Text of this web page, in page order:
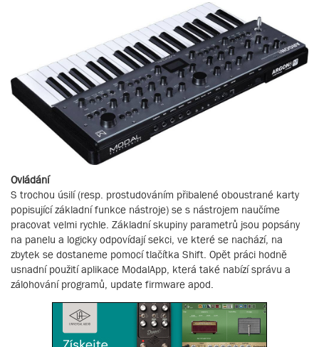
Ovládání
S trochou úsilí (resp. prostudováním přibalené oboustrané karty
popisující základní funkce nástroje) se s nástrojem naučíme
pracovat velmi rychle. Základní skupiny parametrů jsou popsány
na panelu a logicky odpovídají sekci, ve které se nachází, na
zbytek se dostaneme pomocí tlačítka Shift. Opět práci hodně
usnadní použití aplikace ModalApp, která také nabízí správu a
zálohování programů, update firmware apod.